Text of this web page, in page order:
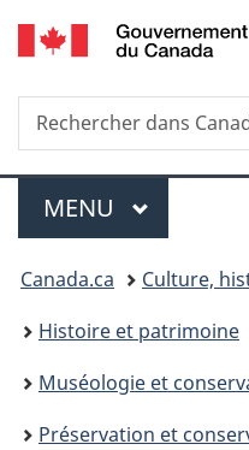
Recherche
Rechercher
dans
Menu
MENU PRINCIPAL
Vous
êtes
ici :
Canada.ca
Culture,
Histoire et patrimoine
Muséologie et
Préservation et